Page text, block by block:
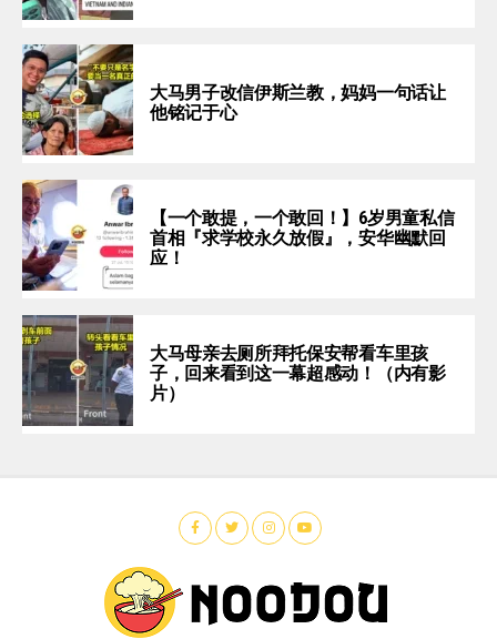
大马男子改信伊斯兰教，妈妈一句话让
他铭记于心
【一个敢提，一个敢回！】6岁男童私信
首相『求学校永久放假』，安华幽默回
应！
大马母亲去厕所拜托保安帮看车里孩
子，回来看到这一幕超感动！（内有影
片）